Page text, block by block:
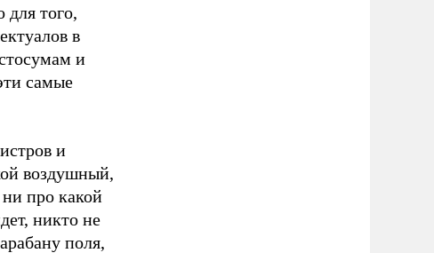
для того,
в
и
самые
и
воздушный,
про какой
никто не
поля,